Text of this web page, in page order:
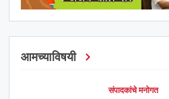
आमच्याविषयी
संपादकांचे मनोगत